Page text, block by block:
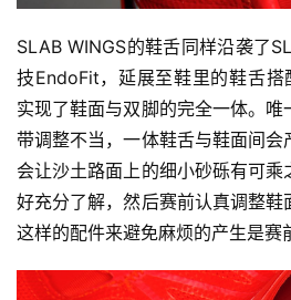
SLAB WINGS的鞋舌同样沿袭了
技EndoFit，延展至鞋里的鞋舌搭
实现了鞋面与双脚的完全一体。
带调整不当，一体鞋舌与鞋面间
会让沙土路面上的细小砂砾有可
好充分了解，然后赛前认真调整
这样的配件来避免麻烦的产生是赛